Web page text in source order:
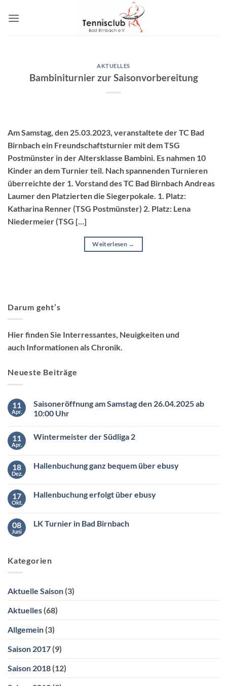
Inhalt
AKTUELLES
Bambiniturnier zur Saisonvorbereitung
Am Samstag, den 25.03.2023, veranstaltete der TC Bad
Birnbach ein Freundschaftsturnier mit dem TSG
Postmünster in der Altersklasse Bambini. Es nahmen 10
Kinder an dem Turnier teil. Nach spannenden Turnieren
überreichte der 1. Vorstand des TC Bad Birnbach Andreas
Laumer den Platzierten die Siegerpokale. 1. Platz:
Katharina Renner (TSG Postmünster) 2. Platz: Lena
Niedermeier (TSG […]
Weiterlesen →
Darum geht’s
Hier finden Sie Interressantes, Neuigkeiten und
auch Informationen als Chronik.
Neueste Beiträge
11
Apr.
Saisoneröffnung am Samstag den 26.04.2025 ab
10:00 Uhr
zu
den
26.04.2025
11
Apr.
Wintermeister der Südliga 2
Wintermeister
18
Dez.
Hallenbuchung ganz bequem über ebusy
Hallenbuchung
ebusy
17
Okt.
Hallenbuchung erfolgt über ebusy
Hallenbuchung
08
Juni
LK Turnier in Bad Birnbach
Turnier
Kategorien
Aktuelle Saison (3)
Aktuelles (68)
Allgemein (3)
Saison 2017 (9)
Saison 2018 (12)